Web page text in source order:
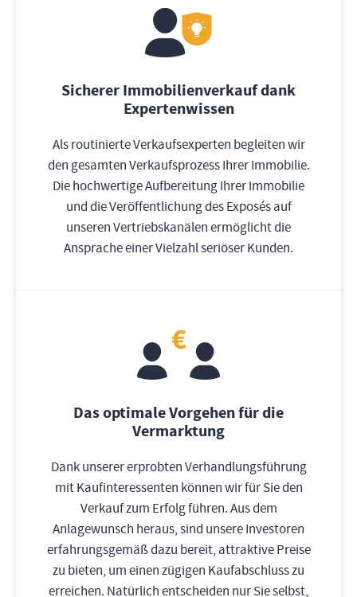
Sicherer Immobilienverkauf dank
Expertenwissen
Als routinierte Verkaufsexperten begleiten wir
den gesamten Verkaufsprozess Ihrer Immobilie.
Die hochwertige Aufbereitung Ihrer Immobilie
und die Veröffentlichung des Exposés auf
unseren Vertriebskanälen ermöglicht die
Ansprache einer Vielzahl seriöser Kunden.
Das optimale Vorgehen für die
Vermarktung
Dank unserer erprobten Verhandlungsführung
mit Kaufinteressenten können wir für Sie den
Verkauf zum Erfolg führen. Aus dem
Anlagewunsch heraus, sind unsere Investoren
erfahrungsgemäß dazu bereit, attraktive Preise
zu bieten, um einen zügigen Kaufabschluss zu
erreichen. Natürlich entscheiden nur Sie selbst,